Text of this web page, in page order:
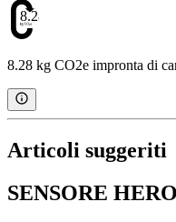
8.28
8.28 kg CO2e impronta di
Articoli suggeriti
SENSORE